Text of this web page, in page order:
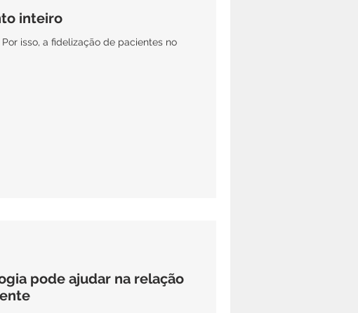
inteiro
isso, a fidelização de pacientes no
pode ajudar na relação